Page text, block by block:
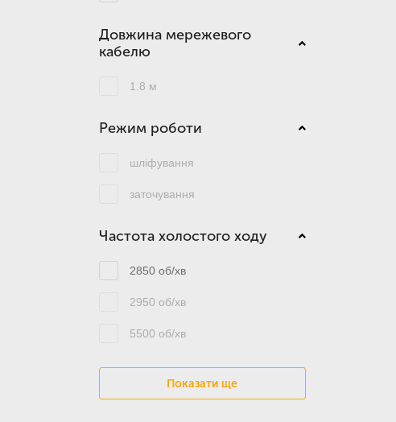
Довжина мережевого
кабелю
1.8 м
Режим роботи
шліфування
заточування
Частота холостого ходу
2850 об/хв
2950 об/хв
5500 об/хв
Показати ще